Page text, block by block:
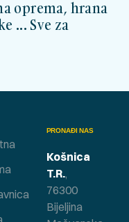
oprema, hrana
... Sve za
PRONAĐI NAS
Košnica
T.R.,
76300
Bijeljina